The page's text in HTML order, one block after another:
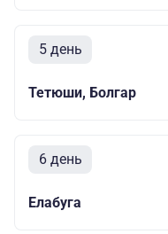
5 день
Тетюши, Болгар
6 день
Елабуга